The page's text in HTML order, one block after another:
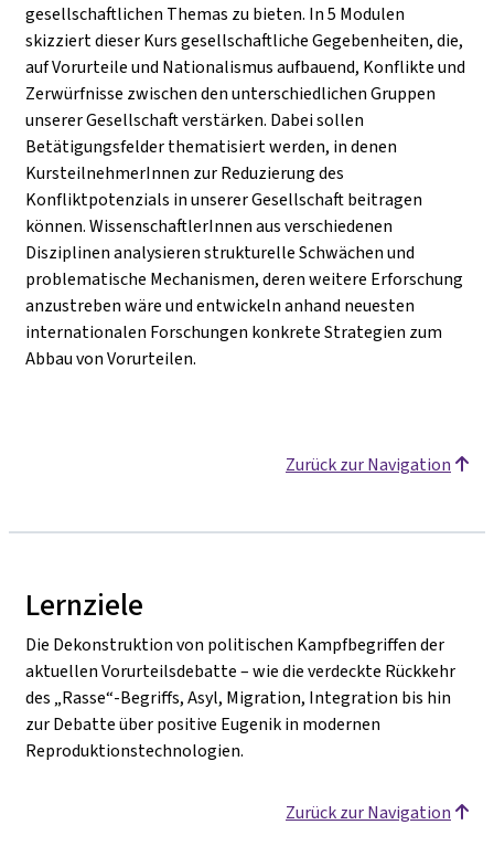
gesellschaftlichen Themas zu bieten. In 5 Modulen
skizziert dieser Kurs gesellschaftliche Gegebenheiten, die,
auf Vorurteile und Nationalismus aufbauend, Konflikte und
Zerwürfnisse zwischen den unterschiedlichen Gruppen
unserer Gesellschaft verstärken. Dabei sollen
Betätigungsfelder thematisiert werden, in denen
KursteilnehmerInnen zur Reduzierung des
Konfliktpotenzials in unserer Gesellschaft beitragen
können. WissenschaftlerInnen aus verschiedenen
Disziplinen analysieren strukturelle Schwächen und
problematische Mechanismen, deren weitere Erforschung
anzustreben wäre und entwickeln anhand neuesten
internationalen Forschungen konkrete Strategien zum
Abbau von Vorurteilen.
Zurück zur Navigation
Lernziele
Die Dekonstruktion von politischen Kampfbegriffen der
aktuellen Vorurteilsdebatte – wie die verdeckte Rückkehr
des „Rasse“-Begriffs, Asyl, Migration, Integration bis hin
zur Debatte über positive Eugenik in modernen
Reproduktionstechnologien.
Zurück zur Navigation